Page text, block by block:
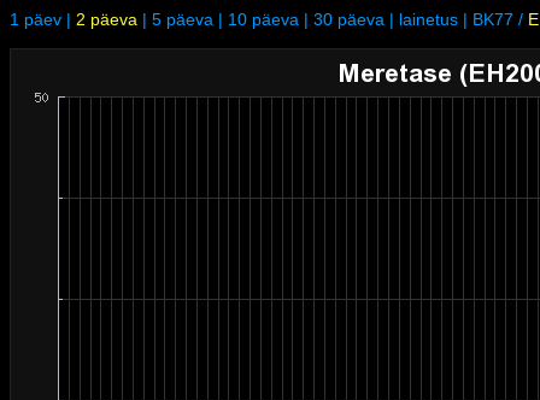
1 päev | 2 päeva | 5 päeva | 10 päeva | 30 päeva | lainetus | BK77 /